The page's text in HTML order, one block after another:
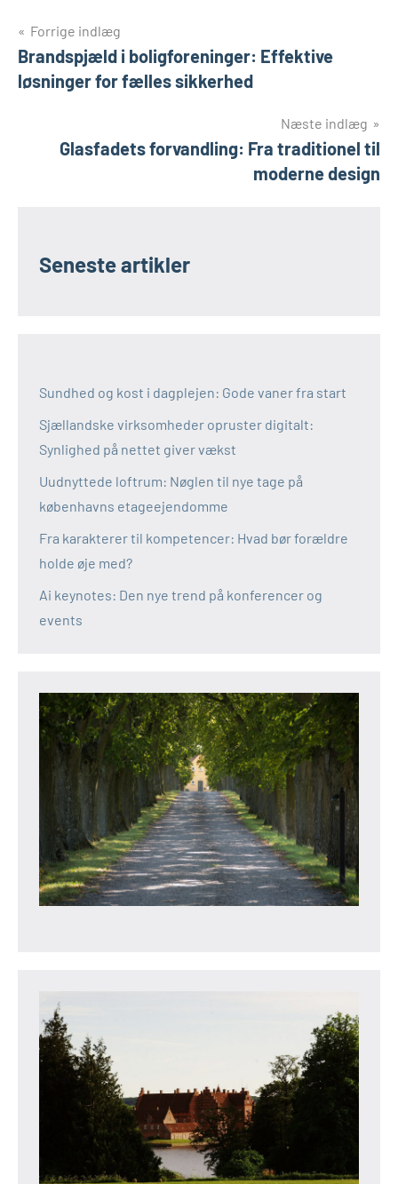
Indlægsnavigation
Forrige indlæg
Brandspjæld i boligforeninger: Effektive
løsninger for fælles sikkerhed
Næste indlæg
Glasfadets forvandling: Fra traditionel til
moderne design
Seneste artikler
Sundhed og kost i dagplejen: Gode vaner fra start
Sjællandske virksomheder opruster digitalt:
Synlighed på nettet giver vækst
Uudnyttede loftrum: Nøglen til nye tage på
københavns etageejendomme
Fra karakterer til kompetencer: Hvad bør forældre
holde øje med?
Ai keynotes: Den nye trend på konferencer og
events